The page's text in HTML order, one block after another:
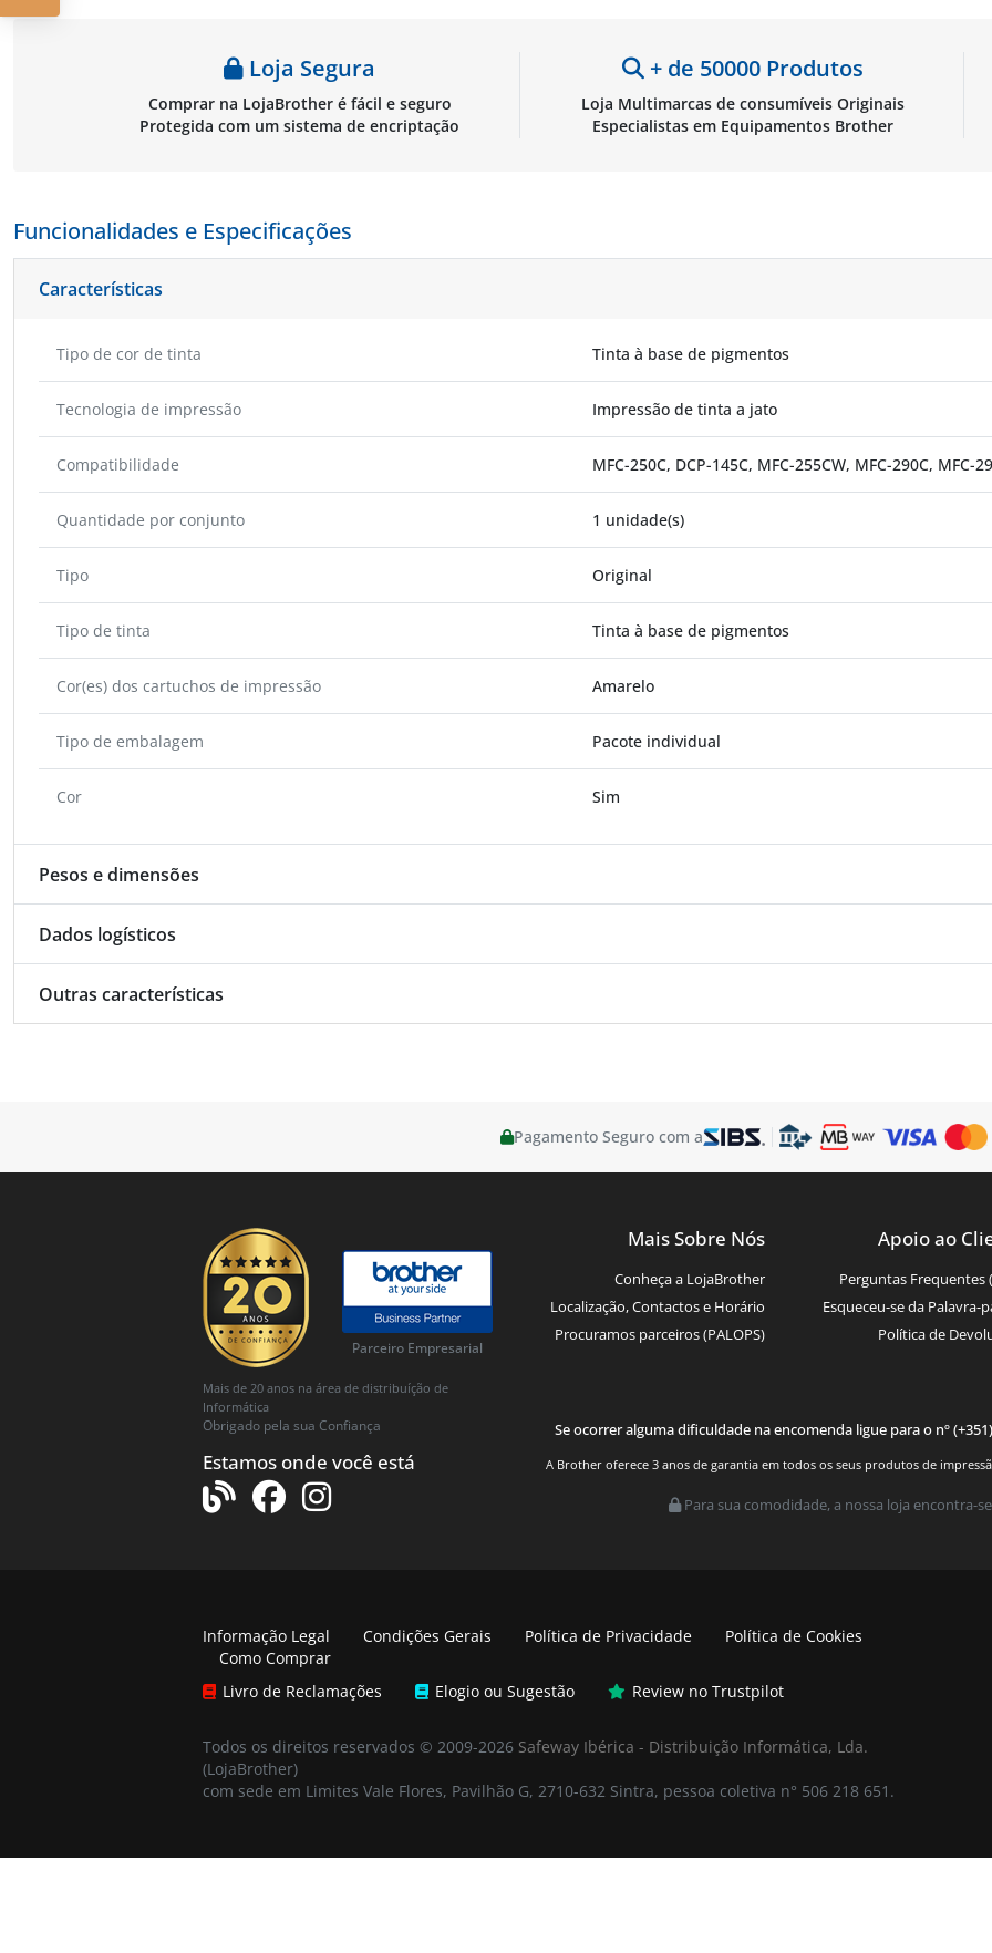
Loja Segura
Comprar na LojaBrother é fácil e seguro
Protegida com um sistema de encriptação
+ de 50000 Produtos
Loja Multimarcas de consumíveis Originais
Especialistas em Equipamentos Brother
Funcionalidades e Especificações
Características
Tipo de cor de tinta Tinta à base de pigmentos
Tecnologia de impressão Impressão de tinta a jato
Compatibilidade MFC-250C, DCP-145C, MFC-255CW, MFC-290C, MFC-
Quantidade por conjunto 1 unidade(s)
Tipo Original
Tipo de tinta Tinta à base de pigmentos
Cor(es) dos cartuchos de impressão Amarelo
Tipo de embalagem Pacote individual
Cor Sim
Pesos e dimensões
Dados logísticos
Outras características
Pagamento Seguro com a
Parceiro Empresarial
Mais de 20 anos na área de distribuíção de
Informática
Obrigado pela sua Confiança
Estamos onde você está
Mais Sobre Nós
Conheça a LojaBrother
Localização, Contactos e Horário
Procuramos parceiros (PALOPS)
Apoio ao
Perguntas Frequentes
Esqueceu-se da Palavra-
Política de
Se ocorrer alguma dificuldade na encomenda ligue para o nº
A Brother oferece 3 anos de garantia em todos os seus produtos de
Para sua comodidade, a nossa loja encontra-
Informação Legal Condições Gerais Política de Privacidade
Política de Cookies
Como Comprar
Livro de Reclamações
Elogio ou Sugestão Review no Trustpilot
Todos os direitos reservados © 2009-2026 Safeway Ibérica - Distribuição Informática, Lda.
(LojaBrother)
com sede em Limites Vale Flores, Pavilhão G, 2710-632 Sintra, pessoa coletiva n° 506 218 651.